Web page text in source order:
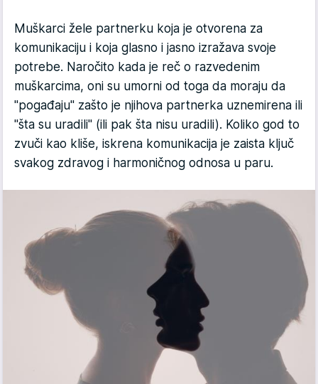
Muškarci žele partnerku koja je otvorena za
komunikaciju i koja glasno i jasno izražava svoje
potrebe. Naročito kada je reč o razvedenim
muškarcima, oni su umorni od toga da moraju da
"pogađaju" zašto je njihova partnerka uznemirena ili
"šta su uradili" (ili pak šta nisu uradili). Koliko god to
zvuči kao kliše, iskrena komunikacija je zaista ključ
svakog zdravog i harmoničnog odnosa u paru.